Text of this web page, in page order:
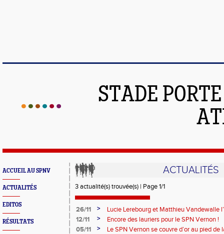
STADE
ACCUEIL AU SPNV
ACTUALITÉS
EDITOS
RÉSULTATS
ACTUALITÉS
3 actualité(s) trouvée(s) | Page 1/1
26/11 >
Lucie Lerebourg et Matthieu Vandewalle
12/11
>
Encore des lauriers pour le SPN Vernon !
05/11
> Le SPN Vernon se couvre d’or au pied de